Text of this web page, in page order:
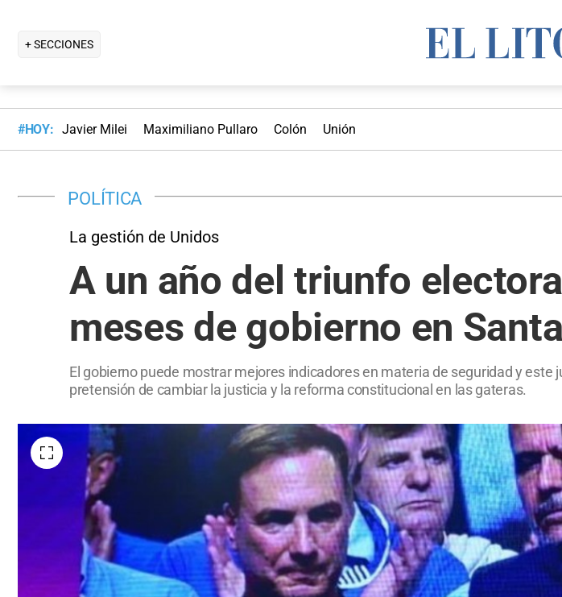
+ SECCIONES
#HOY: Javier Milei Maximiliano Pullaro Colón Unión
POLÍTICA
La gestión de Unidos
A un año del triunfo
meses de gobierno en
El gobierno puede mostrar mejores indicadores en materia de seguridad y
pretensión de cambiar la justicia y la reforma constitucional en las gateras.